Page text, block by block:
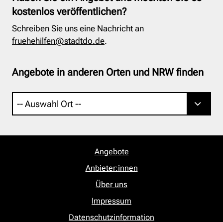
kostenlos veröffentlichen?
Schreiben Sie uns eine Nachricht an
fruehehilfen@stadtdo.de.
Angebote in anderen Orten und NRW finden
Angebote
Anbieter:innen
Über uns
Impressum
Datenschutzinformation